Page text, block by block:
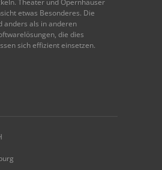
Theater und Opernhäuser
etwas Besonderes. Die
anders als in anderen
die dies
sich effizient einsetzen.